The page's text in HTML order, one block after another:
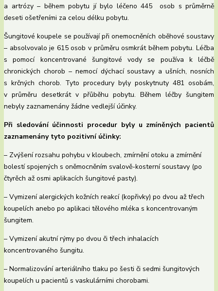
a artrózy – během pobytu jí bylo léčeno 445 osob s průměrně
deseti ošetřeními za celou délku pobytu.
Šungitové koupele se používají při onemocněních oběhové soustavy
– absolvovalo je 615 osob v průměru osmkrát během pobytu. Léčba
s pomocí koncentrované šungitové vody se používa k léčbě
chronických chorob – nemocí dýchací soustavy a ušních, nosních
s krčných chorob. Tyto procedury byly poskytnuty 481 osobám,
v průměru desetkrát v přůběhu pobytu. Během léčby šungitem
nebyly zaznamenány žádne vedlejší účinky.
Při sledování účinnosti procedur byly u zmíněných pacientů
zaznamenány tyto pozitivní účinky:
– Zvýšení rozsahu pohybu v kloubech, zmírnění otoku a zmírnění
bolestí spojených s oněmocněním svalově-kosterní soustavy (po
čtyrěch až osmi aplikacích šungitové pasty).
– Vymizení alergických kožních reakcí (kopřivky) po dvou až třech
koupelích anebo po aplikaci tělového mléka s koncentrovaným
šungitem.
– Vymizení akutní rýmy po dvou či třech inhalacích
koncentrovaného šungitu.
– Normalizování arteriálního tlaku po šesti či sedmi šungitových
koupelích u pacientů s vaskulárními chorobami.